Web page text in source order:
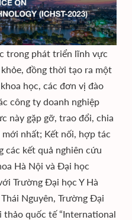
trong phát triển lĩnh vực
đồng thời tạo ra một
học, các đơn vị đào
công ty doanh nghiệp
này gặp gỡ, trao đổi, chia
nhất; Kết nối, hợp tác
các kết quả nghiên cứu
Hà Nội và Đại học
Trường Đại học Y Hà
Nguyên, Trường Đại
quốc tế “International